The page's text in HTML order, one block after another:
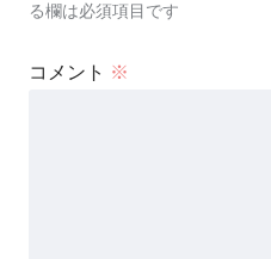
る欄は必須項目です
コメント ※